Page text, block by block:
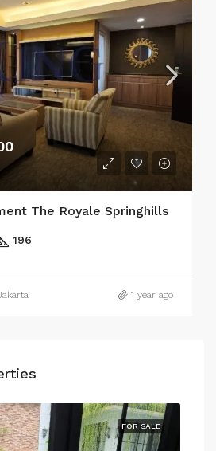
The Royale Springhills
196
1 year ago
FOR SALE